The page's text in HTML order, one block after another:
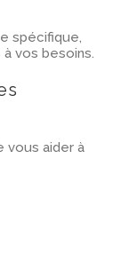
spécifique,
vos besoins.
vous aider à